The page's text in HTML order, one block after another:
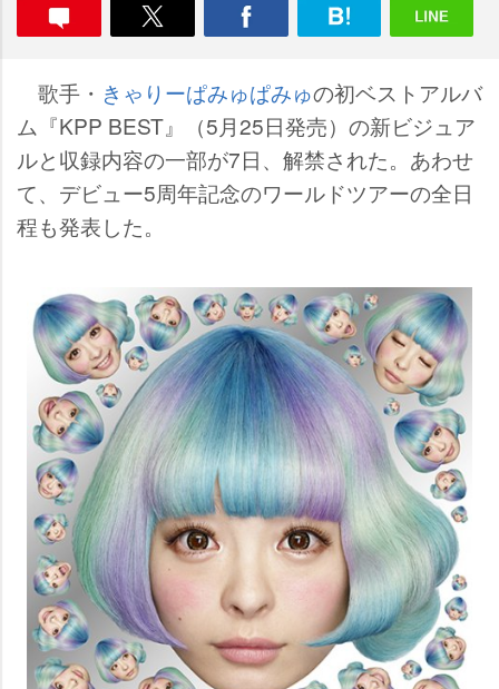
歌手・ きゃりーぱみゅぱみゅの初ベストアルバ
ム『KPP BEST』（5月25日発売）の新ビジュア
ルと収録内容の一部が7日、解禁された。あわせ
て、デビュー5周年記念のワールドツアーの全日
程も発表した。